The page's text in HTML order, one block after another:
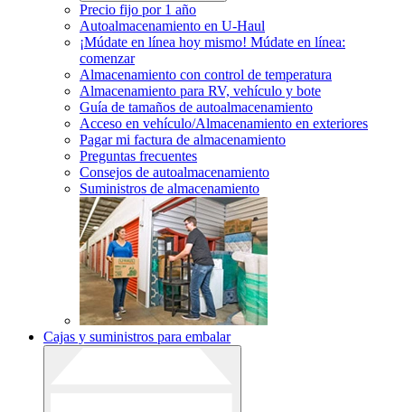
Precio fijo por 1 año
Autoalmacenamiento en U-Haul
¡Múdate en línea hoy mismo! Múdate en línea:
comenzar
Almacenamiento con control de temperatura
Almacenamiento para RV, vehículo y bote
Guía de tamaños de autoalmacenamiento
Acceso en vehículo/Almacenamiento en exteriores
Pagar mi factura de almacenamiento
Preguntas frecuentes
Consejos de autoalmacenamiento
Suministros de almacenamiento
Cajas y suministros para embalar